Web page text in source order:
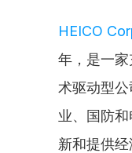
HEICO
年，是一
术驱动型
业、国防
新和提供